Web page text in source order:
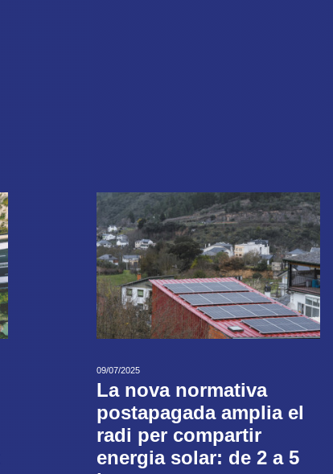
09/07/2025
La nova normativa
postapagada amplia el
radi per compartir
energia solar: de 2 a 5